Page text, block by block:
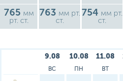
765 мм
рт. ст.
763 мм рт.
ст.
754 мм рт.
ст.
9.08
ВС
10.08
ПН
11.08
ВТ